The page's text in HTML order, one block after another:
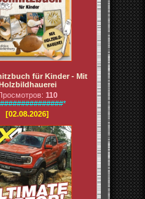
für Kinder - Mit
110
[02.08.2026]